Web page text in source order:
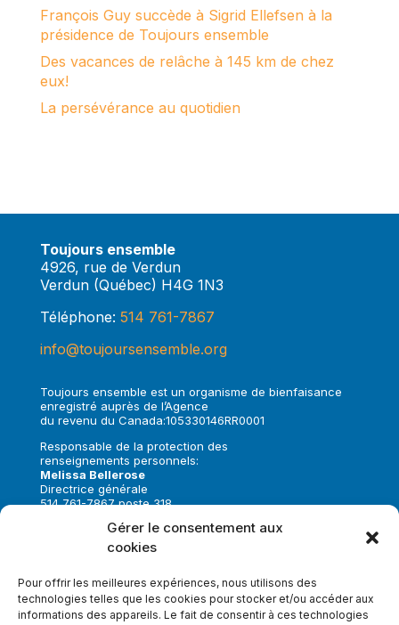
Gérer le consentement aux
cookies
Pour offrir les meilleures expériences, nous utilisons des
technologies telles que les cookies pour stocker et/ou accéder aux
informations des appareils. Le fait de consentir à ces technologies
François Guy succède à Sigrid Ellefsen à la
présidence de Toujours ensemble
Des vacances de relâche à 145 km de chez
eux!
La persévérance au quotidien
Toujours ensemble
4926, rue de Verdun
Verdun (Québec) H4G 1N3
Téléphone: 514 761-7867
info@toujoursensemble.org
Toujours ensemble est un organisme de bienfaisance
enregistré auprès de l’Agence
du revenu du Canada:105330146RR0001
Responsable de la protection des
renseignements personnels:
Melissa Bellerose
Directrice générale
514 761-7867 poste 318